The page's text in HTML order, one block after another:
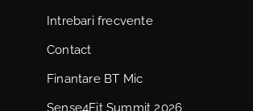
Intrebari frecvente
Contact
Finantare BT Mic
Sense4Fit Summit 2026